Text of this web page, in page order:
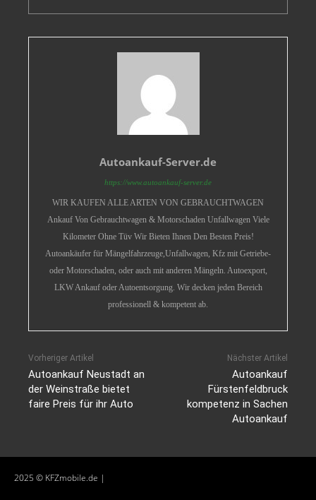
Autoankauf-Server.de
https://www.autoankauf-server.de
WIR KAUFEN ALLE ARTEN VON GEBRAUCHTWAGEN
Ankauf Von Gebrauchtwagen & Motorschaden Unfallwagen Viele
Kilometer Ohne Tüv Wir Bieten Ihnen Den Besten Preis!
Autoankäufer für Mängelfahrzeuge,Unfallwagen, Kfz mit Getriebe-
oder Motorschaden, oder auch mit anderen Mängeln. Autoexport,
LKW Ankauf oder Autoentsorgung. Wir decken jeden Bereich
professionell & kompetent ab.
Vorheriger Artikel
Autoankauf Neustadt an
der Weinstraße bietet
faire Preis für ihr Auto
Nächster Artikel
Autoankauf
Fürstenfeldbruck
kompetenz in Sachen
Autoankauf
2025 © KFZmobile.de |